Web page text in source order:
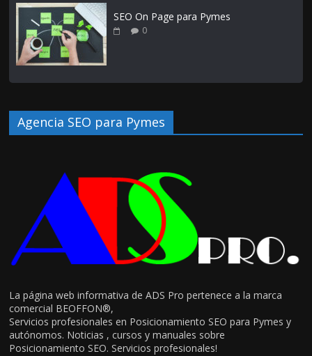
SEO On Page para Pymes
0
Agencia SEO para Pymes
La página web informativa de ADS Pro pertenece a la marca
comercial BEOFFON®,
Servicios profesionales en Posicionamiento SEO para Pymes y
autónomos. Noticias , cursos y manuales sobre
Posicionamiento SEO. Servicios profesionales!